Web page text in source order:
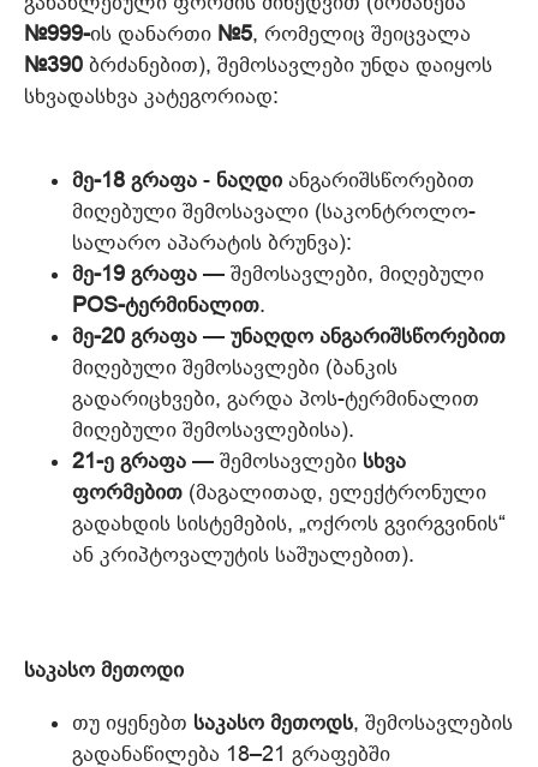
№999-ის დანართი №5, რომელიც შეიცვალა
№390 ბრძანებით), შემოსავლები უნდა დაიყოს
სხვადასხვა კატეგორიად:
მე-18 გრაფა - ნაღდი ანგარიშსწორებით
მიღებული შემოსავალი (საკონტროლო-
სალარო აპარატის ბრუნვა):
მე-19 გრაფა — შემოსავლები, მიღებული
POS-ტერმინალით.
მე-20 გრაფა — უნაღდო ანგარიშსწორებით
მიღებული შემოსავლები (ბანკის
გადარიცხვები, გარდა პოს-ტერმინალით
მიღებული შემოსავლებისა).
21-ე გრაფა — შემოსავლები სხვა
ფორმებით (მაგალითად, ელექტრონული
გადახდის სისტემების, „ოქროს გვირგვინის“
ან კრიპტოვალუტის საშუალებით).
საკასო მეთოდი
თუ იყენებთ საკასო მეთოდს, შემოსავლების
გადანაწილება 18–21 გრაფებში